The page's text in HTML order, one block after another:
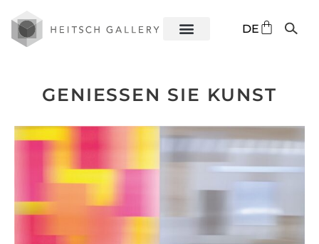
DE
ES
GENIESSEN SIE KUNST